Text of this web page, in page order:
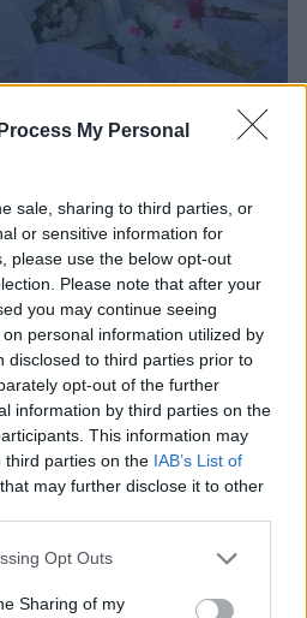
My Personal
sale, sharing to third parties, or
or sensitive information for
please use the below opt-out
Please note that after your
you may continue seeing
personal information utilized by
disclosed to third parties prior to
opt-out of the further
information by third parties on the
This information may
third parties on the IAB’s List of
that may further disclose it to other
app uses one or more Google
behaviour. You may click to
Opt Outs
Sharing of my
στο Google News
τις ειδήσεις
Ειδήσειςαπό την Ελλάδα
που συμβαίνουν, στο